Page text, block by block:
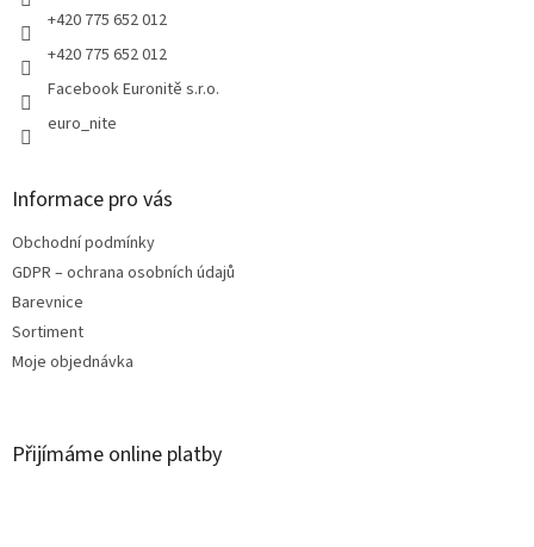
+420 775 652 012
+420 775 652 012
Facebook Euronitě s.r.o.
euro_nite
Informace pro vás
Obchodní podmínky
GDPR – ochrana osobních údajů
Barevnice
Sortiment
Moje objednávka
Přijímáme online platby